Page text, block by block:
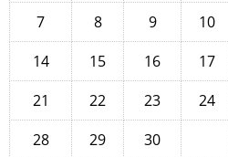
7
8 9 10
14
15 16 17
21
22 23 24
28
29 30